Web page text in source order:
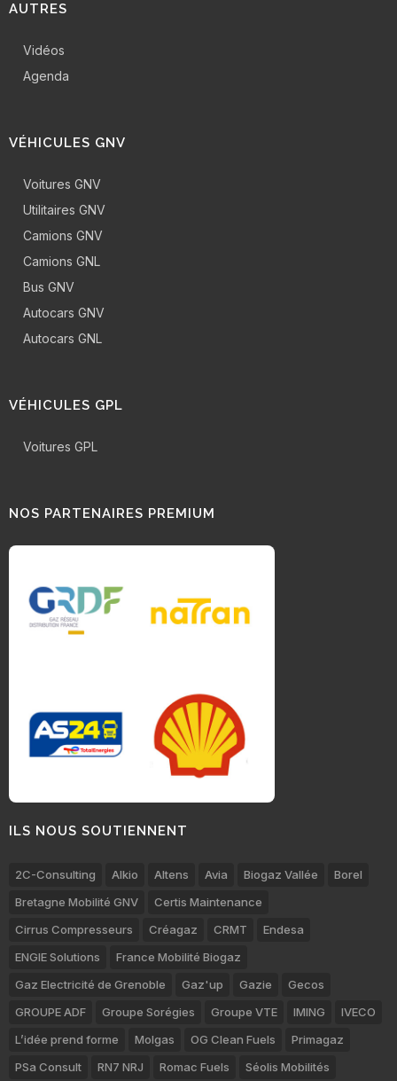
AUTRES
Vidéos
Agenda
VÉHICULES GNV
Voitures GNV
Utilitaires GNV
Camions GNV
Camions GNL
Bus GNV
Autocars GNV
Autocars GNL
VÉHICULES GPL
Voitures GPL
NOS PARTENAIRES PREMIUM
ILS NOUS SOUTIENNENT
2C-Consulting Alkio Altens Avia Biogaz Vallée
Borel
Bretagne Mobilité GNV
Certis Maintenance
Cirrus Compresseurs
Créagaz CRMT
Endesa
ENGIE Solutions
France Mobilité Biogaz
Gaz Electricité de Grenoble
Gaz'up Gazie
Gecos
GROUPE ADF
Groupe Sorégies Groupe VTE IMING
IVECO
L’idée prend forme
Molgas OG Clean Fuels
Primagaz
PSa Consult
RN7 NRJ Romac Fuels Séolis Mobilités